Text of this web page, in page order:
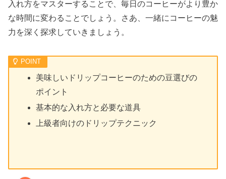
入れ方をマスターすることで、毎日のコーヒーがより豊か
な時間に変わることでしょう。さあ、一緒にコーヒーの魅
力を深く探求していきましょう。
美味しいドリップコーヒーのための豆選びの
ポイント
基本的な入れ方と必要な道具
上級者向けのドリップテクニック